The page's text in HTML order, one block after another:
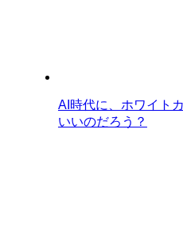
AI時代に、ホワイト
いいのだろう？